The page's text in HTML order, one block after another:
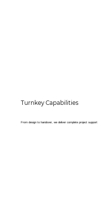
Turnkey Capabilities
From design to handover, we deliver complete project support